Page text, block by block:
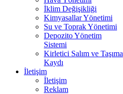
İklim Değişikliği
Kimyasallar Yönetimi
Su ve Toprak Yönetimi
Depozito Yönetim
Sistemi
Kirletici Salım ve Taşıma
Kaydı
İletişim
İletişim
Reklam